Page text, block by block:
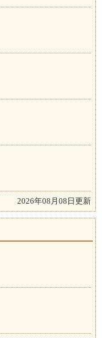
2026年08月08日更新